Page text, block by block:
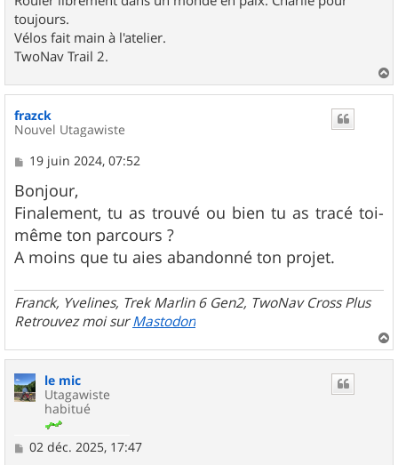
toujours.
Vélos fait main à l'atelier.
TwoNav Trail 2.
a
u
frazck
Nouvel Utagawiste
M
s
s
a
g
e
19 juin 2024, 07:52
Bonjour,
Finalement, tu as trouvé ou bien tu as tracé toi-
même ton parcours ?
A moins que tu aies abandonné ton projet.
Franck, Yvelines, Trek Marlin 6 Gen2, TwoNav Cross Plus
Retrouvez moi surMastodon
a
le mic
Utagawiste
habitué
M
02 déc. 2025, 17:47